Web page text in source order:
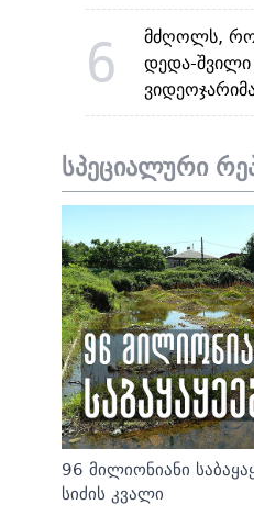
6
მძღოლს,
დედა-
სპეციალური
96 მილიონიანი
სიძის კვალი